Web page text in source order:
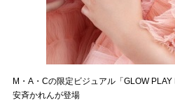
M・A・Cの限定ビジュアル「GLOW
安斉かれんが登場